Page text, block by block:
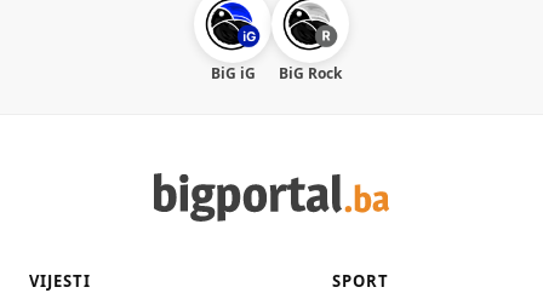
BiG iG BiG Rock
VIJESTI SPORT